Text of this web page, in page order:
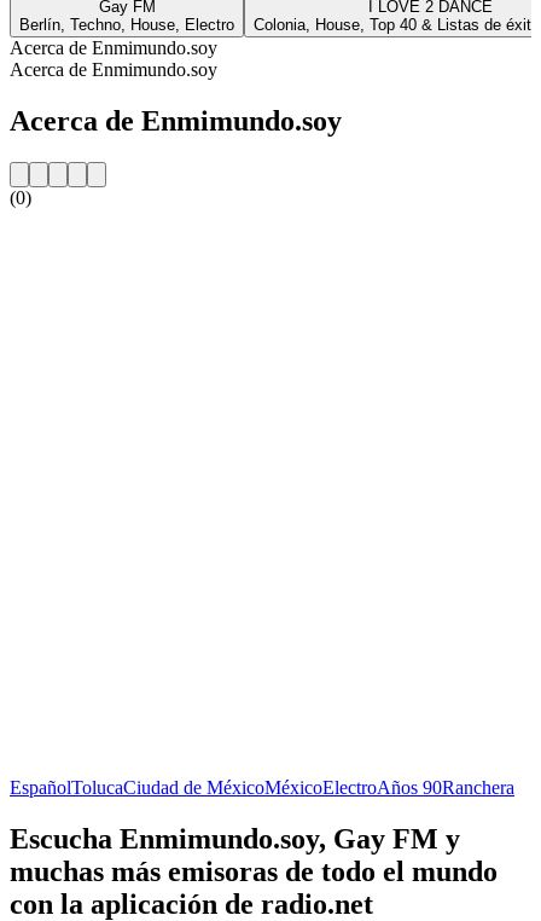
Gay FM
Berlín, Techno, House, Electro
I LOVE 2 DANCE
Colonia, House, Top 40 & Listas de
Acerca de Enmimundo.soy
Acerca de Enmimundo.soy
Acerca de Enmimundo.soy
(0)
EspañolTolucaCiudad de MéxicoMéxicoElectroAños 90Ranchera
Escucha Enmimundo.soy, Gay FM y
muchas más emisoras de todo el mundo
con la aplicación de radio.net